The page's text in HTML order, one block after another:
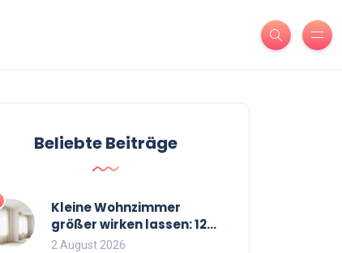
Beliebte Beiträge
Kleine Wohnzimmer
größer wirken lassen: 12
bewährte Tricks für mehr
2 August 2026